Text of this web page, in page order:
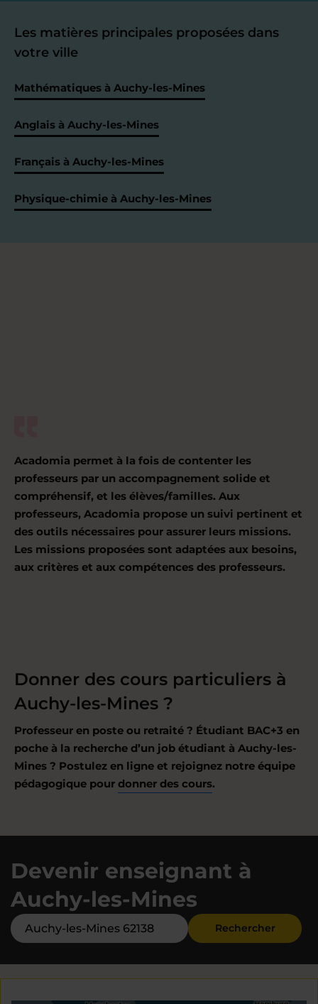
Les matières principales proposées dans
votre ville
Mathématiques à Auchy-les-Mines
Anglais à Auchy-les-Mines
Français à Auchy-les-Mines
Physique-chimie à Auchy-les-Mines
Acadomia permet à la fois de contenter les
professeurs par un accompagnement solide et
compréhensif, et les élèves/familles. Aux
professeurs, Acadomia propose un suivi pertinent et
des outils nécessaires pour assurer leurs missions.
Les missions proposées sont adaptées aux besoins,
aux critères et aux compétences des professeurs.
Donner des cours particuliers à
Auchy-les-Mines ?
Professeur en poste ou retraité ? Étudiant BAC+3 en
poche à la recherche d’un job étudiant à Auchy-les-
Mines ? Postulez en ligne et rejoignez notre équipe
pédagogique pour donner des cours.
Devenir enseignant à
Auchy-les-Mines
Rechercher